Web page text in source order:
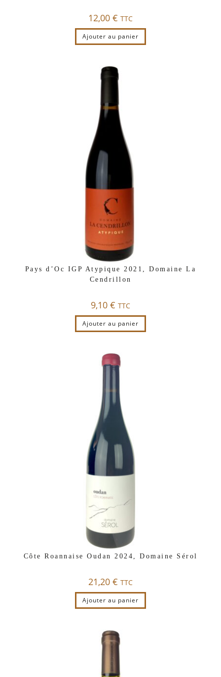
12,00 € TTC
Ajouter au panier
Pays d’Oc IGP Atypique 2021, Domaine La
Cendrillon
9,10 € TTC
Ajouter au panier
Côte Roannaise Oudan 2024, Domaine Sérol
21,20 € TTC
Ajouter au panier